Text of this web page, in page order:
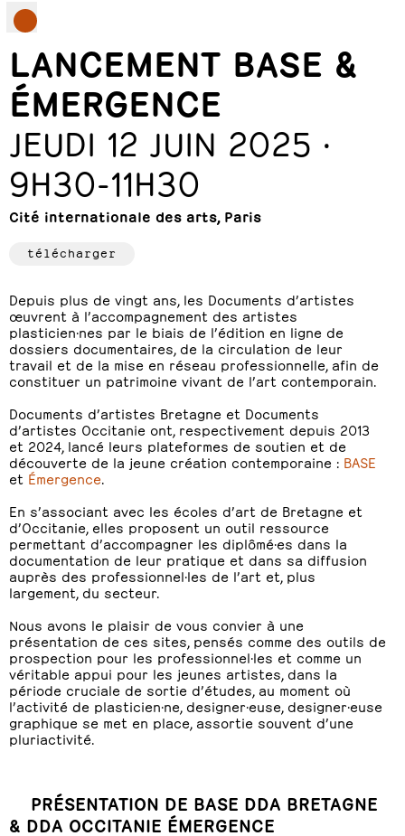
LANCEMENT BASE &
ÉMERGENCE
JEUDI 12 JUIN 2025 ·
9H30-11H30
Cité internationale des arts, Paris
télécharger
Depuis plus de vingt ans, les Documents d’artistes
œuvrent à l’accompagnement des artistes
plasticien·nes par le biais de l’édition en ligne de
dossiers documentaires, de la circulation de leur
travail et de la mise en réseau professionnelle, afin de
constituer un patrimoine vivant de l’art contemporain.
Documents d’artistes Bretagne et Documents
d’artistes Occitanie ont, respectivement depuis 2013
et 2024, lancé leurs plateformes de soutien et de
découverte de la jeune création contemporaine : BASE
et Émergence
En s’associant avec les écoles d’art de Bretagne et
d’Occitanie, elles proposent un outil ressource
permettant d’accompagner les diplômé·es dans la
documentation de leur pratique et dans sa diffusion
auprès des professionnel·les de l’art et, plus
largement, du secteur.
Nous avons le plaisir de vous convier à une
présentation de ces sites, pensés comme des outils de
prospection pour les professionnel·les et comme un
véritable appui pour les jeunes artistes, dans la
période cruciale de sortie d’études, au moment où
l’activité de plasticien·ne, designer·euse, designer·euse
graphique se met en place, assortie souvent d’une
pluriactivité.
PRÉSENTATION DE BASE DDA BRETAGNE
& DDA OCCITANIE ÉMERGENCE